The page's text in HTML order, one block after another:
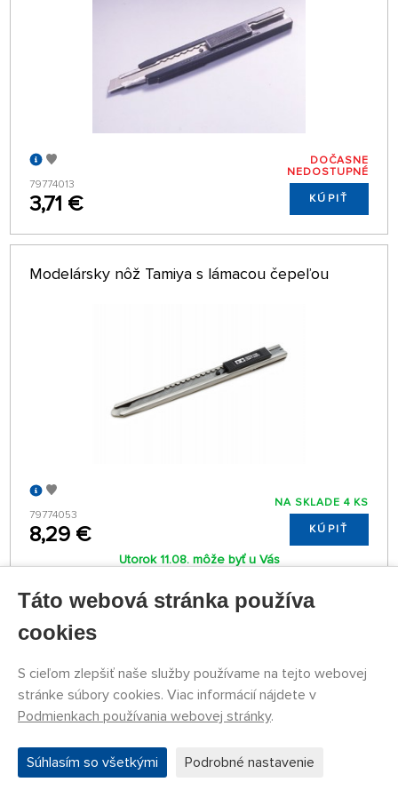
79774013
3,71 €
DOČASNE
NEDOSTUPNÉ
KÚPIŤ
Modelársky nôž Tamiya s lámacou čepeľou
79774053
8,29 €
NA SKLADE 4 KS
KÚPIŤ
Utorok 11.08. môže byť u Vás
Náhlavná lupa so zväčšovacími sklami (1,2×, 1,8×,
2,5×, 3,5×) a LED osvetlením
Táto webová stránka používa
cookies
S cieľom zlepšiť naše služby používame na tejto webovej
stránke súbory cookies. Viac informácií nájdete v
Podmienkach používania webovej stránky.
Súhlasím so všetkými Podrobné nastavenie